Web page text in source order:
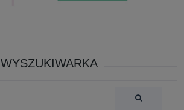
WYSZUKIWARKA